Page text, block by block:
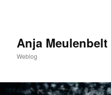
inhoudAnja Meulenbelt
Weblog